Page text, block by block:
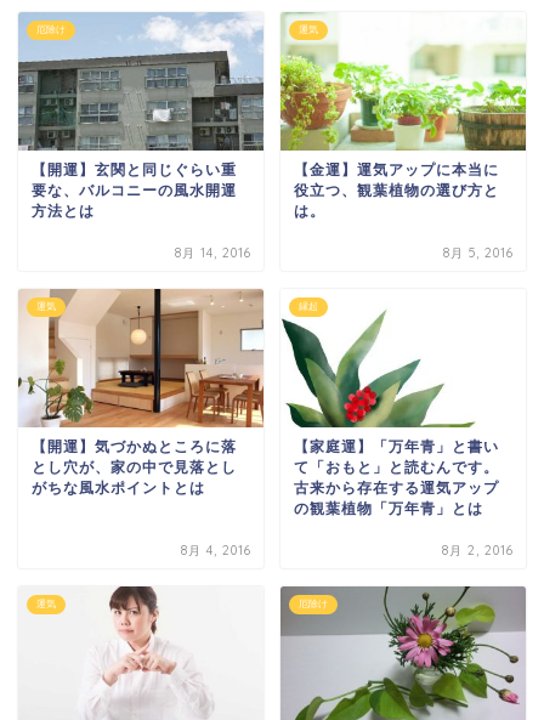
厄除け
【開運】玄関と同じぐらい重
要な、バルコニーの風水開運
方法とは
8月 14, 2016
運気
【金運】運気アップに本当に
役立つ、観葉植物の選び方と
は。
8月 5, 2016
運気
【開運】気づかぬところに落
とし穴が、家の中で見落とし
がちな風水ポイントとは
8月 4, 2016
縁起
【家庭運】「万年青」と書い
て「おもと」と読むんです。
古来から存在する運気アップ
の観葉植物「万年青」とは
8月 2, 2016
運気 厄除け